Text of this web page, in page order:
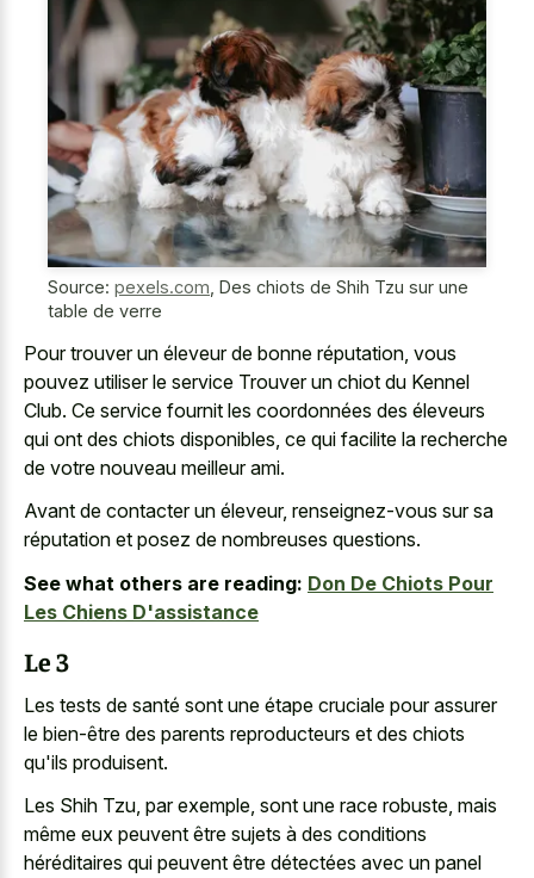
Source: pexels.com Des chiots de Shih Tzu sur une
table de verre
Pour trouver un éleveur de bonne réputation, vous
pouvez utiliser le service Trouver un chiot du Kennel
Club. Ce service fournit les coordonnées des éleveurs
qui ont des chiots disponibles, ce qui facilite la recherche
de votre nouveau meilleur ami.
Avant de contacter un éleveur, renseignez-vous sur sa
réputation et posez de nombreuses questions.
See what others are reading: Don De Chiots Pour
Les Chiens D'assistance
Le 3
Les tests de santé sont une étape cruciale pour assurer
le bien-être des parents reproducteurs et des chiots
qu'ils produisent.
Les Shih Tzu, par exemple, sont une race robuste, mais
même eux peuvent être sujets à des conditions
héréditaires qui peuvent être détectées avec un panel